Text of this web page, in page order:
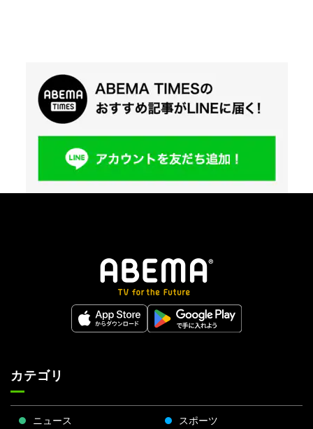
カテゴリ
ニュース スポーツ